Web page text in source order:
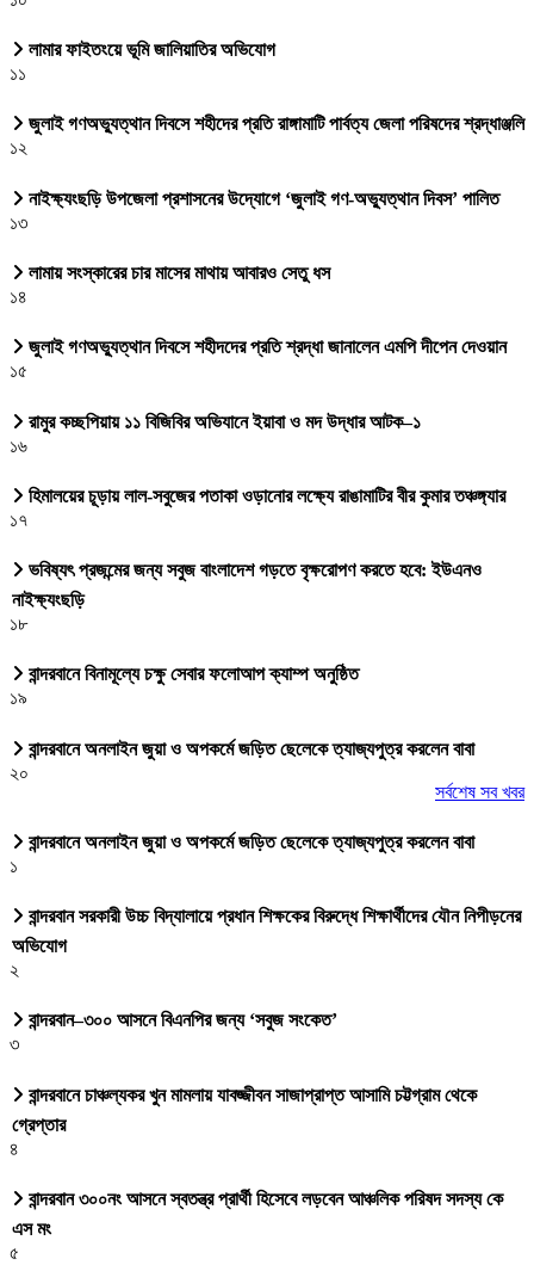
লামার ফাইতংয়ে ভূমি জালিয়াতির অভিযোগ
১১
জুলাই গণঅভ্যুত্থান দিবসে শহীদের প্রতি রাঙ্গামাটি পার্বত্য জেলা পরিষদের শ্রদ্ধাঞ্জলি
১২
নাইক্ষ্যংছড়ি উপজেলা প্রশাসনের উদ্যোগে ‘জুলাই গণ-অভ্যুত্থান দিবস’ পালিত
১৩
লামায় সংস্কারের চার মাসের মাথায় আবারও সেতু ধস
১৪
জুলাই গণঅভ্যুত্থান দিবসে শহীদদের প্রতি শ্রদ্ধা জানালেন এমপি দীপেন দেওয়ান
১৫
রামুর কচ্ছপিয়ায় ১১ বিজিবির অভিযানে ইয়াবা ও মদ উদ্ধার আটক–১
১৬
হিমালয়ের চূড়ায় লাল-সবুজের পতাকা ওড়ানোর লক্ষ্যে রাঙামাটির বীর কুমার তঞ্চঙ্গ্যার
১৭
ভবিষ্যৎ প্রজন্মের জন্য সবুজ বাংলাদেশ গড়তে বৃক্ষরোপণ করতে হবে: ইউএনও
নাইক্ষ্যংছড়ি
১৮
বান্দরবানে বিনামূল্যে চক্ষু সেবার ফলোআপ ক্যাম্প অনুষ্ঠিত
১৯
বান্দরবানে অনলাইন জুয়া ও অপকর্মে জড়িত ছেলেকে ত্যাজ্যপুত্র করলেন বাবা
২০
সর্বশেষ সব খবর
বান্দরবানে অনলাইন জুয়া ও অপকর্মে জড়িত ছেলেকে ত্যাজ্যপুত্র করলেন বাবা
১
বান্দরবান সরকারী উচ্চ বিদ্যালায়ে প্রধান শিক্ষকের বিরুদ্ধে শিক্ষার্থীদের যৌন নিপীড়নের
অভিযোগ
২
বান্দরবান–৩০০ আসনে বিএনপির জন্য ‘সবুজ সংকেত’
৩
বান্দরবানে চাঞ্চল্যকর খুন মামলায় যাবজ্জীবন সাজাপ্রাপ্ত আসামি চট্টগ্রাম থেকে
গ্রেপ্তার
৪
বান্দরবান ৩০০নং আসনে স্বতন্ত্র প্রার্থী হিসেবে লড়বেন আঞ্চলিক পরিষদ সদস্য কে
এস মং
৫